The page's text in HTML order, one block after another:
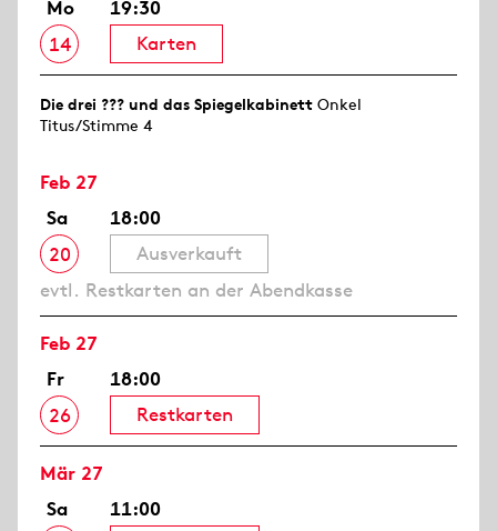
Mo
14
19:30
Karten
Die drei ??? und das Spiegelkabinett Onkel
Titus/Stimme 4
Feb 27
Sa
20
18:00
Ausverkauft
evtl. Restkarten an der Abendkasse
Feb 27
Fr
26
18:00
Restkarten
Mär 27
Sa
11:00